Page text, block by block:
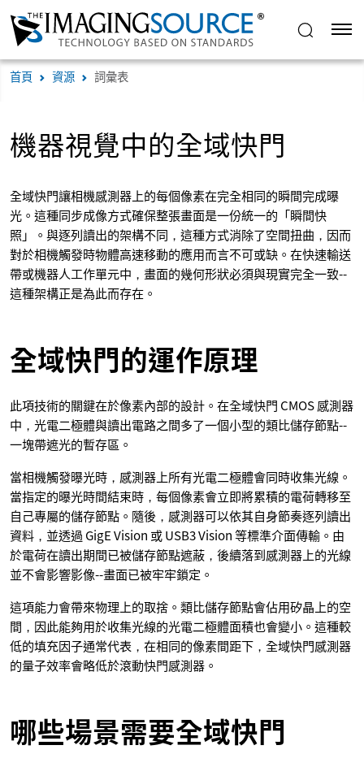
首頁 資源 詞彙表
機器視覺中的全域快門
全域快門讓相機感測器上的每個像素在完全相同的瞬間完成曝
光。這種同步成像方式確保整張畫面是一份統一的「瞬間快
照」。與逐列讀出的架構不同，這種方式消除了空間扭曲，因而
對於相機觸發時物體高速移動的應用而言不可或缺。在快速輸送
帶或機器人工作單元中，畫面的幾何形狀必須與現實完全一致--
這種架構正是為此而存在。
全域快門的運作原理
此項技術的關鍵在於像素內部的設計。在全域快門 CMOS 感測器
中，光電二極體與讀出電路之間多了一個小型的類比儲存節點--
一塊帶遮光的暫存區。
當相機觸發曝光時，感測器上所有光電二極體會同時收集光線。
當指定的曝光時間結束時，每個像素會立即將累積的電荷轉移至
自己專屬的儲存節點。隨後，感測器可以依其自身節奏逐列讀出
資料，並透過 GigE Vision 或 USB3 Vision 等標準介面傳輸。由
於電荷在讀出期間已被儲存節點遮蔽，後續落到感測器上的光線
並不會影響影像--畫面已被牢牢鎖定。
這項能力會帶來物理上的取捨。類比儲存節點會佔用矽晶上的空
間，因此能夠用於收集光線的光電二極體面積也會變小。這種較
低的填充因子通常代表，在相同的像素間距下，全域快門感測器
的量子效率會略低於滾動快門感測器。
哪些場景需要全域快門